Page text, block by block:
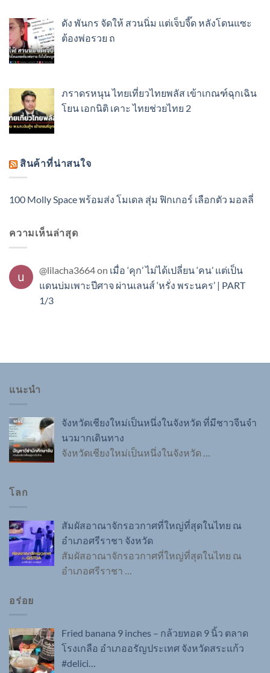
ดัง พันกร จัดให้ สวนนิ่ม แต่เจ็บจี๊ด หลังโดนแซะ
ต้องพ่อรวย ถ
ภราดรหนุน ไทยเที่ยวไทยพลัส เข้าเกณฑ์ฉุกเฉิน
โยน เอกนิติ เคาะ ไทยช่วยไทย 2
สินค้าที่น่าสนใจ
100 Molly Space พร้อมส่ง โมเดล สุ่ม ฟิกเกอร์ เลือกตัว มอลลี่
ความเห็นล่าสุด
@lilacha3664on เมื่อ ‘คุก’ ไม่ได้เปลี่ยน ‘คน’ แต่เป็น
แดนบ่มเพาะปีศาจ ผ่านเลนส์ ‘หรั่ง พระนคร’ | PART
1/3
แนะนำ
จังหวัดเชียงใหม่เป็นหนึ่งในจังหวัด ที่มีชาวจีนจำ
นวมากเดินทาง
จังหวัดเชียงใหม่เป็นหนึ่งในจังหวัด
โลก
สัมผัสอาณาจักรอวกาศที่ใหญ่ที่สุดในไทย ณ
อำเภอศรีราชา จังหวัด
สัมผัสอาณาจักรอวกาศที่ใหญ่ที่สุดในไทย ณ
อำเภอศรีราชา …
อร่อย
Fried banana 9 inches – กล้วยทอด 9 นิ้ว ตลาด
โรงเกลือ อำเภออรัญประเทศ จังหวัดสระแก้ว
#delici…